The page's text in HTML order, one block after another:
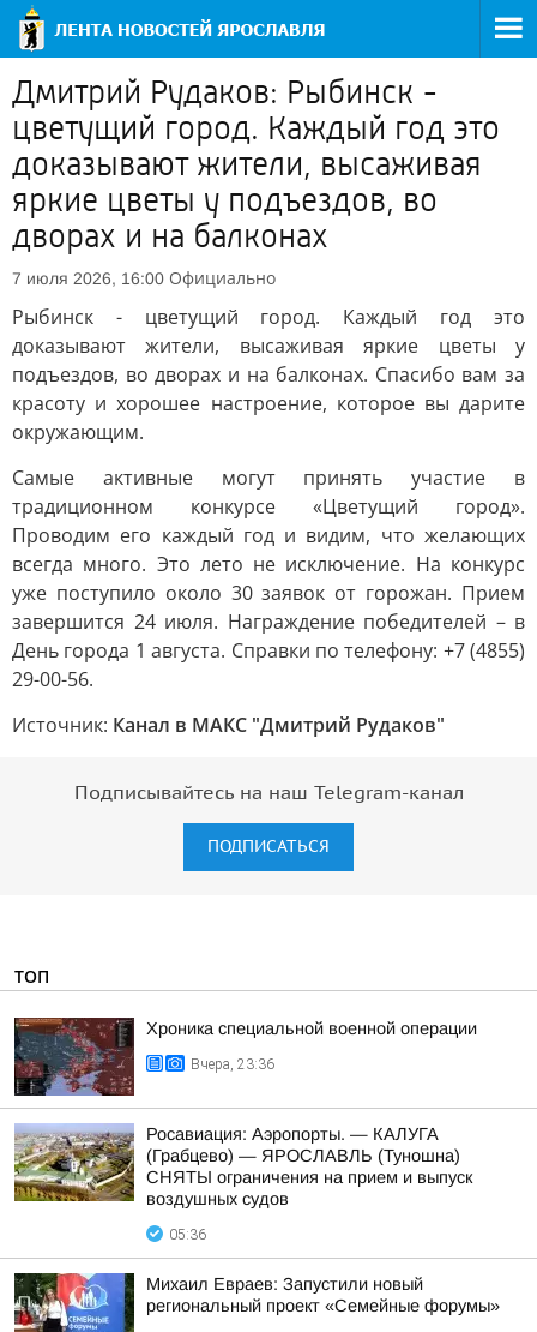
Дмитрий Рудаков: Рыбинск -
цветущий город. Каждый год это
доказывают жители, высаживая
яркие цветы у подъездов, во
дворах и на балконах
7 июля 2026, 16:00 Официально
Рыбинск - цветущий город. Каждый год это
доказывают жители, высаживая яркие цветы у
подъездов, во дворах и на балконах. Спасибо вам за
красоту и хорошее настроение, которое вы дарите
окружающим.
Самые активные могут принять участие в
традиционном конкурсе «Цветущий город».
Проводим его каждый год и видим, что желающих
всегда много. Это лето не исключение. На конкурс
уже поступило около 30 заявок от горожан. Прием
завершится 24 июля. Награждение победителей – в
День города 1 августа. Справки по телефону: +7 (4855)
29-00-56.
Источник: Канал в МАКС "Дмитрий Рудаков"
Подписывайтесь на наш Telegram-канал
ПОДПИСАТЬСЯ
ТОП
Хроника специальной военной операции
Вчера, 23:36
Росавиация: Аэропорты. — КАЛУГА
(Грабцево) — ЯРОСЛАВЛЬ (Туношна)
СНЯТЫ ограничения на прием и выпуск
воздушных судов
05:36
Михаил Евраев: Запустили новый
региональный проект «Семейные форумы»